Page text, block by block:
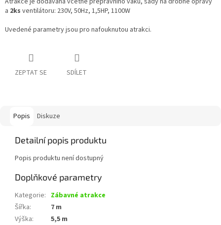
a 2ks ventilátoru: 230V, 50Hz, 1,5HP, 1100W
Uvedené parametry jsou pro nafouknutou atrakci.
ZEPTAT SE SDÍLET
Popis Diskuze
Detailní popis produktu
Popis produktu není dostupný
Doplňkové parametry
Kategorie: Zábavné atrakce
Šířka:
7 m
Výška:
5,5 m